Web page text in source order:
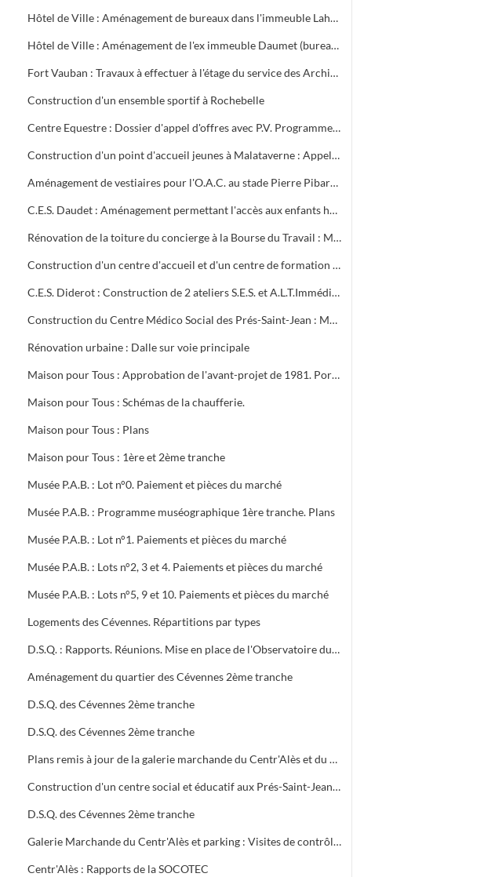
Hôtel de Ville : Aménagement de bureaux dans l'immeuble Lahondès (3 tranches) : Marché public
Hôtel de Ville : Aménagement de l'ex immeuble Daumet (bureaux du 2ème étage Informatique, cave escalier) : Marché public
Fort Vauban : Travaux à effectuer à l'étage du service des Archives. Liste du mobilier à acheter. Installation du Fonds Ancien de la Bibliothèque
Construction d'un ensemble sportif à Rochebelle
Centre Equestre : Dossier d'appel d'offres avec P.V. Programme du concours. Réunions de chantier
Construction d'un point d'accueil jeunes à Malataverne : Appel d'offres
Aménagement de vestiaires pour l'O.A.C. au stade Pierre Pibarot : Estimatif
C.E.S. Daudet : Aménagement permettant l'accès aux enfants handicapés. Projet et marché public
Rénovation de la toiture du concierge à la Bourse du Travail : Marché public
Construction d'un centre d'accueil et d'un centre de formation pour l'O.A.C. Programme
C.E.S. Diderot : Construction de 2 ateliers S.E.S. et A.L.T.Immédiate. Marché public
Construction du Centre Médico Social des Prés-Saint-Jean : Marché public
Rénovation urbaine : Dalle sur voie principale
Maison pour Tous : Approbation de l'avant-projet de 1981. Portrait de Louis Aragon " un éternel printemps ". Calque de l'aménagement intérieur
Maison pour Tous : Schémas de la chaufferie.
Maison pour Tous : Plans
Maison pour Tous : 1ère et 2ème tranche
Musée P.A.B. : Lot n°0. Paiement et pièces du marché
Musée P.A.B. : Programme muséographique 1ère tranche. Plans
Musée P.A.B. : Lot n°1. Paiements et pièces du marché
Musée P.A.B. : Lots n°2, 3 et 4. Paiements et pièces du marché
Musée P.A.B. : Lots n°5, 9 et 10. Paiements et pièces du marché
Logements des Cévennes. Répartitions par types
D.S.Q. : Rapports. Réunions. Mise en place de l'Observatoire du logement du plan local de l'habitat
Aménagement du quartier des Cévennes 2ème tranche
D.S.Q. des Cévennes 2ème tranche
D.S.Q. des Cévennes 2ème tranche
Plans remis à jour de la galerie marchande du Centr'Alès et du parking
Construction d'un centre social et éducatif aux Prés-Saint-Jean Maison du Moulinet : Marché public (2ème tranche)
D.S.Q. des Cévennes 2ème tranche
Galerie Marchande du Centr'Alès et parking : Visites de contrôle de la commission de sécurité
Centr'Alès : Rapports de la SOCOTEC